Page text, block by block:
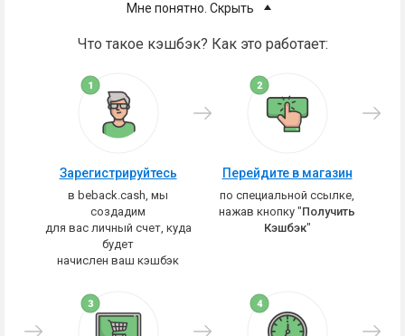
Мне понятно. Скрыть
Что такое кэшбэк? Как это работает:
Зарегистрируйтесь
в beback.cash, мы
создадим
для вас личный счет, куда
будет
начислен ваш кэшбэк
Перейдите в магазин
по специальной ссылке,
нажав кнопку "Получить
Кэшбэк"